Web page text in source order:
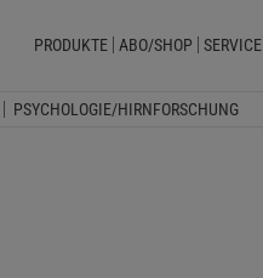
PRODUKTE ABO/SHOP SERVICE
PSYCHOLOGIE/HIRNFORSCHUNG